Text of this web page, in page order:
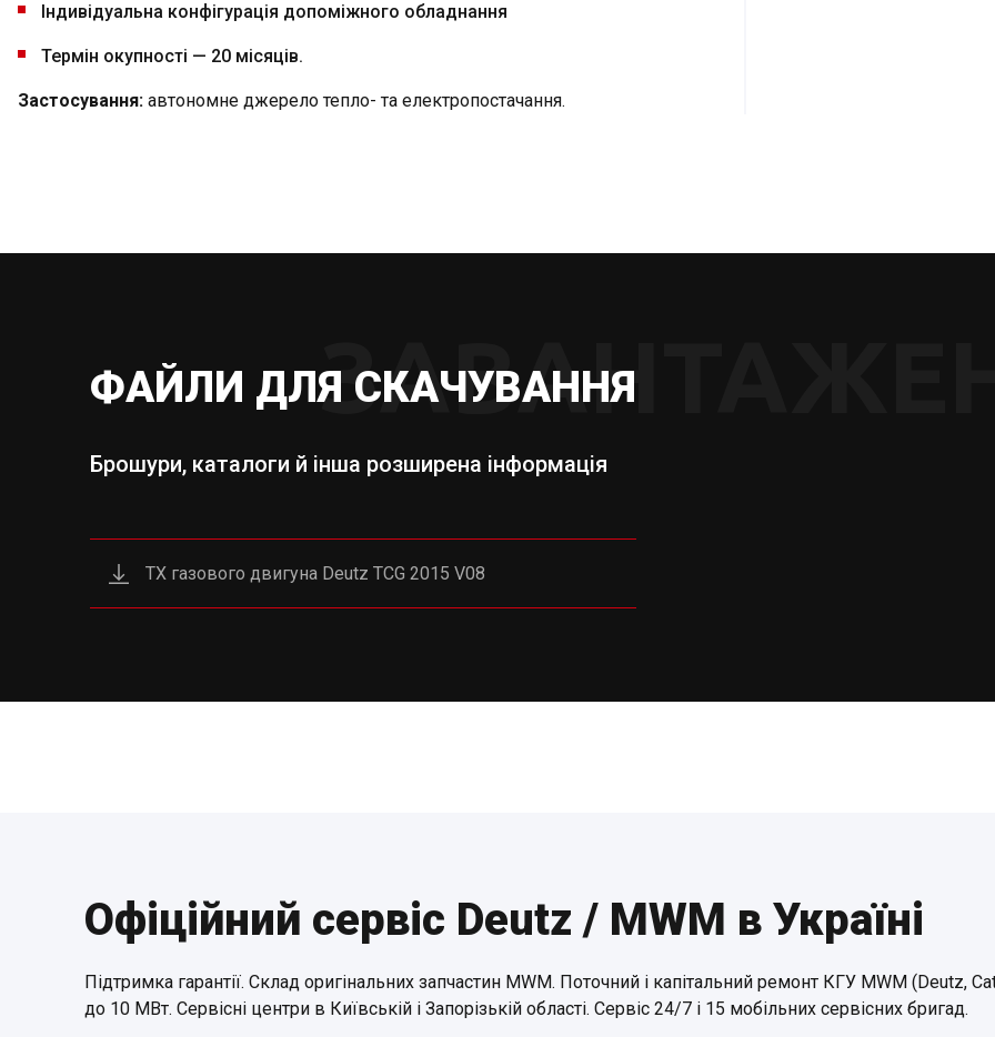
Індивідуальна конфігурація допоміжного обладнання
Термін окупності — 20 місяців.
Застосування: автономне джерело тепло- та електропостачання.
ФАЙЛИ ДЛЯ СКАЧУВАННЯ
Брошури, каталоги й інша розширена інформація
ТХ газового двигуна Deutz TCG 2015 V08
Офіційний сервіс Deutz / MWM в Україні
Підтримка гарантії. Склад оригінальних запчастин MWM. Поточний і капітальний ремонт КГУ MWM (Deutz,
до 10 МВт. Сервісні центри в Київській і Запорізькій області. Сервіс 24/7 і 15 мобільних сервісних бригад.